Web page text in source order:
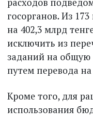
госорганов. Из
на 402,3 млрд
исключить из
заданий на общую
путем перевода на
Кроме того, для
использования